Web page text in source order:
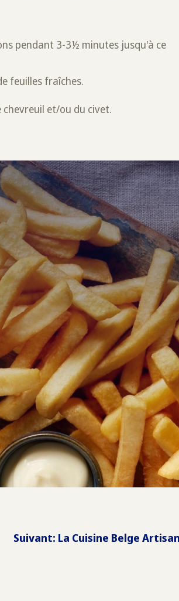
pendant 3-3½ minutes jusqu'à ce
feuilles fraîches.
et/ou du civet.
Suivant: La Cuisine Belge